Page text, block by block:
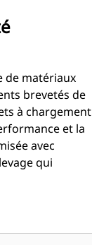
de matériaux
brevetés de
à chargement
et la
avec
qui
aux
outils. Ses
et de